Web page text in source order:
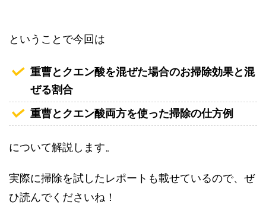
ということで今回は
重曹とクエン酸を混ぜた場合のお掃除効果と混
ぜる割合
重曹とクエン酸両方を使った掃除の仕方例
について解説します。
実際に掃除を試したレポートも載せているので、ぜ
ひ読んでくださいね！